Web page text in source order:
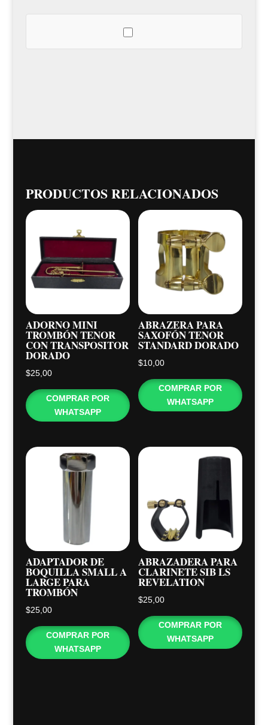
L.Pisoni
PRODUCTOS RELACIONADOS
ADORNO MINI
TROMBÓN TENOR
CON TRANSPOSITOR
DORADO
$25,00
COMPRAR POR
WHATSAPP
ABRAZERA PARA
SAXOFÓN TENOR
STANDARD DORADO
$10,00
COMPRAR POR
WHATSAPP
ADAPTADOR DE
BOQUILLA SMALL A
LARGE PARA
TROMBÓN
$25,00
COMPRAR POR
WHATSAPP
ABRAZADERA PARA
CLARINETE SIB LS
REVELATION
$25,00
COMPRAR POR
WHATSAPP